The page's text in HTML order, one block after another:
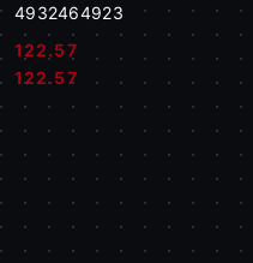
4932464923
Cena:
122.57
Cena:
122.57